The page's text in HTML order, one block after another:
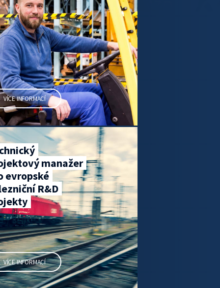
VÍCE INFORMACÍ
manažer
evropské
R&D
VÍCE INFORMACÍ